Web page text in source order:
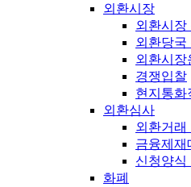
외환시장
외환시장
외환당국
외환시장
경쟁입찰
현지통화
외환심사
외환거래
금융제재
신청양식
화폐